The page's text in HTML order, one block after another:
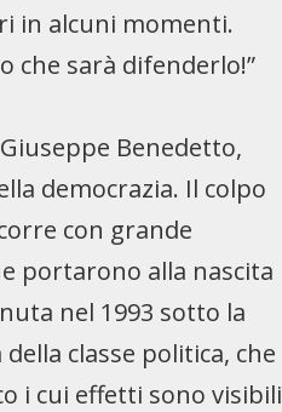
in alcuni momenti.
che sarà difenderlo!”
Benedetto,
democrazia. Il colpo
con grande
portarono alla nascita
nel 1993 sotto la
classe politica, che
i cui effetti sono visibili